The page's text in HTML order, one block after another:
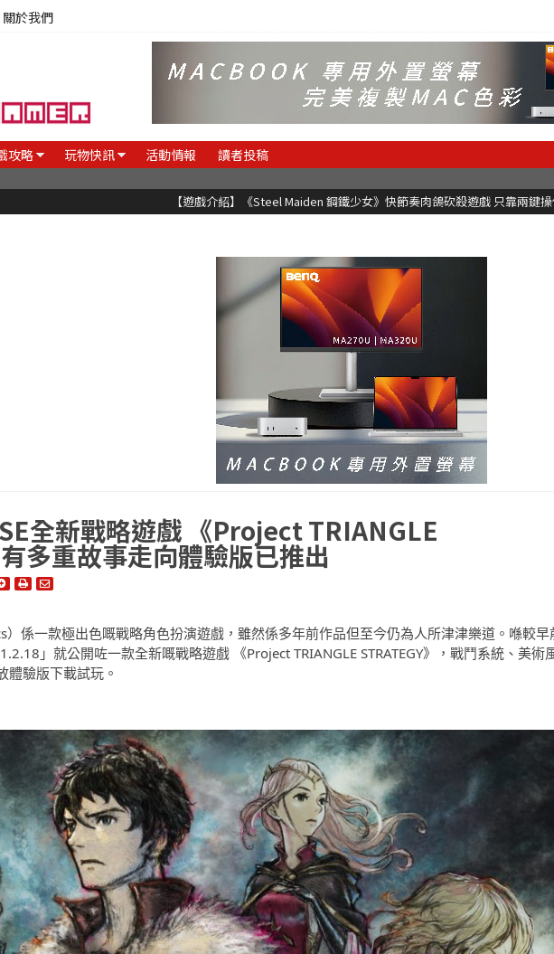
關於我們
攻略 玩物快訊 活動情報 讀者投稿
Maiden 鋼鐵少女》快節奏肉鴿砍殺遊戲 只靠兩鍵操作動作極致流暢試玩上架中
SE全新戰略遊戲 《Project TRIANGLE
多重故事走向體驗版已推出
）係一款極出色嘅戰略角色扮演遊戲，雖然係多年前作品但至今仍為人所津津樂道。喺較早
」就公開咗一款全新嘅戰略遊戲 《Project TRIANGLE STRATEGY》，戰鬥系統、美術
體驗版下載試玩。